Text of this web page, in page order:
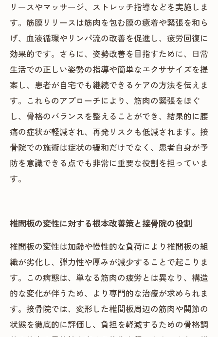
リースやマッサージ、ストレッチ指導などを実施しま
す。筋膜リリースは筋肉を包む膜の癒着や緊張を和ら
げ、血液循環やリンパ流の改善を促進し、疲労回復に
効果的です。さらに、姿勢改善を目指すために、日常
生活での正しい姿勢の指導や簡単なエクササイズを提
案し、患者が自宅でも継続できるケアの方法を伝えま
す。これらのアプローチにより、筋肉の緊張をほぐ
し、骨格のバランスを整えることができ、結果的に腰
痛の症状が軽減され、再発リスクも低減されます。接
骨院での施術は症状の緩和だけでなく、患者自身が予
防を意識できる点でも非常に重要な役割を担っていま
す。
椎間板の変性に対する根本改善策と接骨院の役割
椎間板の変性は加齢や慢性的な負荷により椎間板の組
織が劣化し、弾力性や厚みが減少することで起こりま
す。この病態は、単なる筋肉の疲労とは異なり、構造
的な変化が伴うため、より専門的な治療が求められま
す。接骨院では、変形した椎間板周辺の筋肉や関節の
状態を徹底的に評価し、負担を軽減するための骨格調